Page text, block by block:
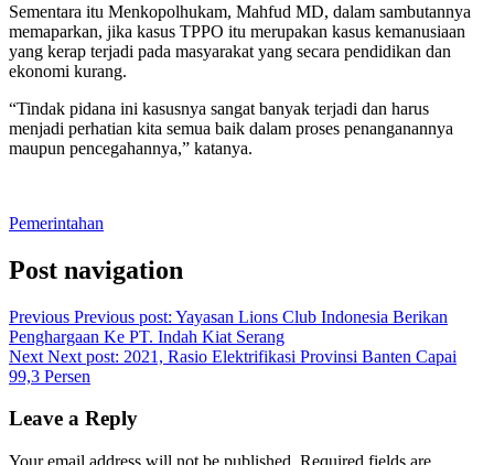
Sementara itu Menkopolhukam, Mahfud MD, dalam sambutannya
memaparkan, jika kasus TPPO itu merupakan kasus kemanusiaan
yang kerap terjadi pada masyarakat yang secara pendidikan dan
ekonomi kurang.
“Tindak pidana ini kasusnya sangat banyak terjadi dan harus
menjadi perhatian kita semua baik dalam proses penanganannya
maupun pencegahannya,” katanya.
Pemerintahan
Post navigation
Previous Previous post: Yayasan Lions Club Indonesia Berikan
Penghargaan Ke PT. Indah Kiat Serang
Next Next post: 2021, Rasio Elektrifikasi Provinsi Banten Capai
99,3 Persen
Leave a Reply
Your email address will not be published. Required fields are